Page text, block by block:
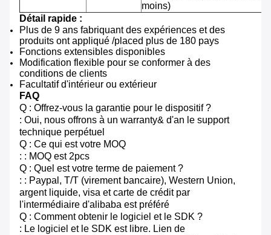
moins)
Détail rapide :
Plus de 9 ans fabriquant des expériences et des
produits ont appliqué /placed plus de 180 pays
Fonctions extensibles disponibles
Modification flexible pour se conformer à des
conditions de clients
Facultatif d'intérieur ou extérieur
FAQ
Q : Offrez-vous la garantie pour le dispositif ?
: Oui, nous offrons à un warranty& d'an le support
technique perpétuel
Q : Ce qui est votre MOQ
: : MOQ est 2pcs
Q : Quel est votre terme de paiement ?
: : Paypal, T/T (virement bancaire), Western Union,
argent liquide, visa et carte de crédit par
l'intermédiaire d'alibaba est préféré
Q : Comment obtenir le logiciel et le SDK ?
: Le logiciel et le SDK est libre. Lien de